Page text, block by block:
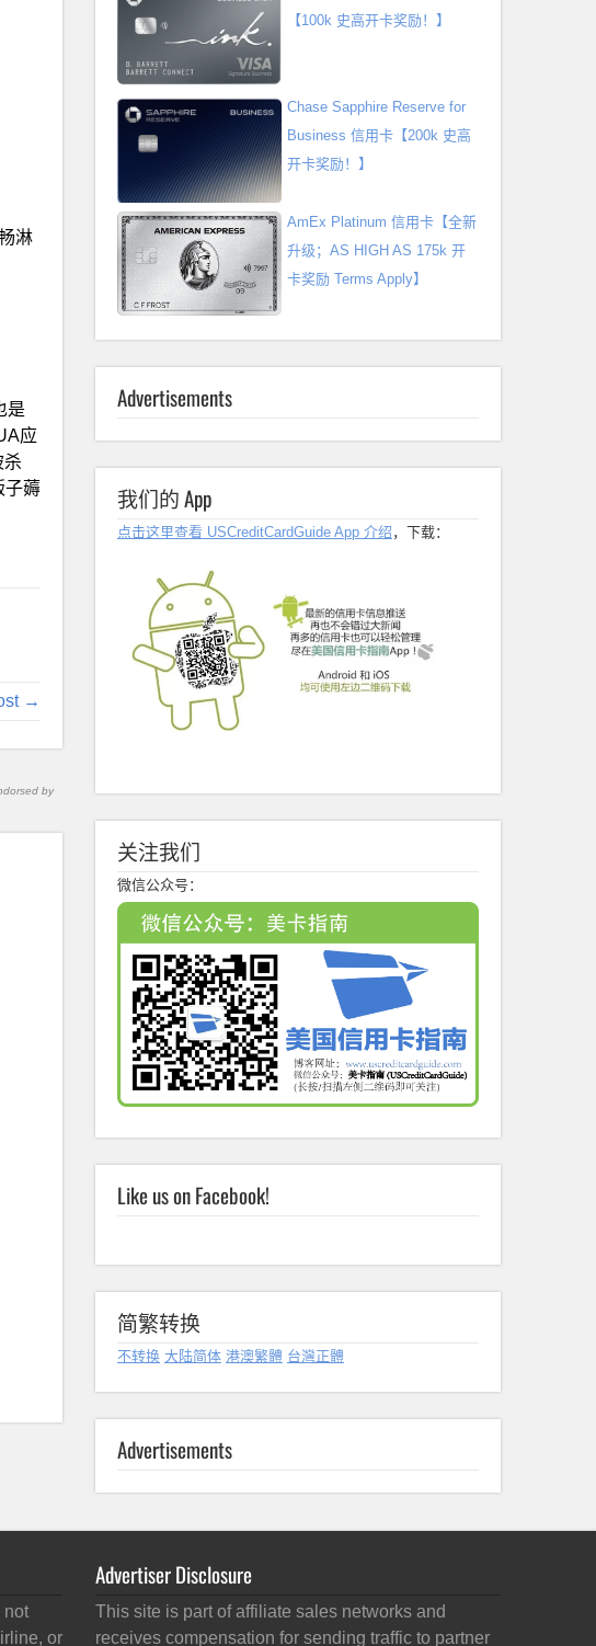
淋
是
应
杀
子薅
→
by
【100k 史高开卡奖励！】
Chase Sapphire Reserve for
Business 信用卡【200k 史高
开卡奖励！】
AmEx Platinum 信用卡【全新
升级；AS HIGH AS 175k 开
卡奖励 Terms Apply】
Advertisements
我们的 App
点击这里查看 USCreditCardGuide App 介绍 ，下载：
关注我们
微信公众号：
Like us on Facebook!
简繁转换
不转换 大陆简体 港澳繁體 台灣正體
Advertisements
not
or
Advertiser Disclosure
This site is part of affiliate sales networks and
receives compensation for sending traffic to partner